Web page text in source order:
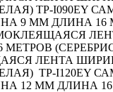
TP-I090EY
9 ММ ДЛИНА 16
ЛЕНТА
TP-I120EY
12 ММ ДЛИНА